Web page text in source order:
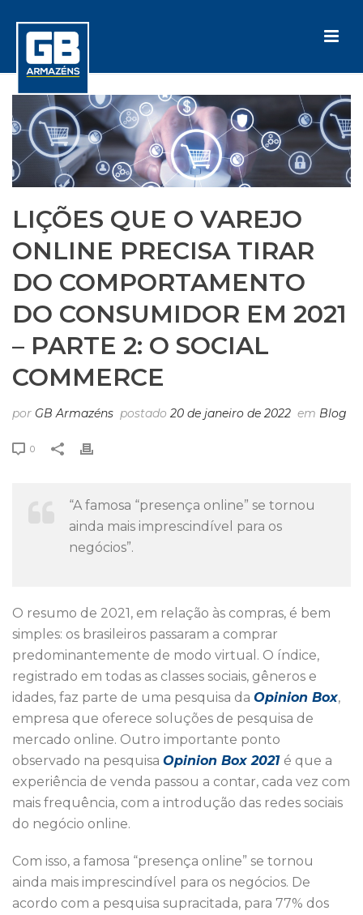
LIÇÕES QUE O VAREJO
ONLINE PRECISA TIRAR
DO COMPORTAMENTO
DO CONSUMIDOR EM 2021
– PARTE 2: O SOCIAL
COMMERCE
por GB Armazéns postado 20 de janeiro de 2022 em Blog
0
“A famosa “presença online” se tornou
ainda mais imprescindível para os
negócios”.
O resumo de 2021, em relação às compras, é bem
simples: os brasileiros passaram a comprar
predominantemente de modo virtual. O índice,
registrado em todas as classes sociais, gêneros e
idades, faz parte de uma pesquisa da Opinion Box,
empresa que oferece soluções de pesquisa de
mercado online. Outro importante ponto
observado na pesquisa Opinion Box 2021 é que a
experiência de venda passou a contar, cada vez com
mais frequência, com a introdução das redes sociais
do negócio online.
Com isso, a famosa “presença online” se tornou
ainda mais imprescindível para os negócios. De
acordo com a pesquisa supracitada, para 77% dos